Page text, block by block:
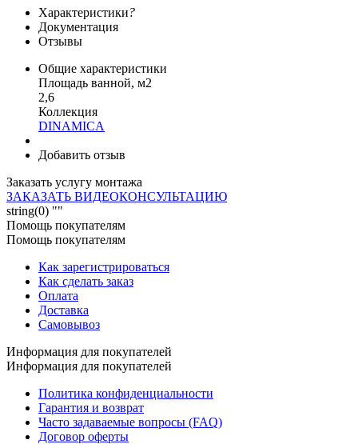
Характеристики?
Документация
Отзывы
Общие характеристики
Площадь ванной, м2
2,6
Коллекция
DINAMICA
Добавить отзыв
Заказать услугу монтажа
ЗАКАЗАТЬ ВИДЕОКОНСУЛЬТАЦИЮ
string(0) ""
Помощь покупателям
Помощь покупателям
Как зарегистрироваться
Как сделать заказ
Оплата
Доставка
Самовывоз
Информация для покупателей
Информация для покупателей
Политика конфиденциальности
Гарантия и возврат
Часто задаваемые вопросы (FAQ)
Договор оферты